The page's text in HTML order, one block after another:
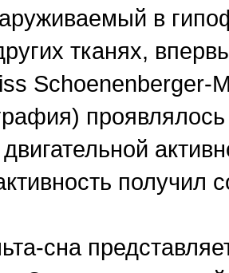
в
тканях,
Schoenenberger-
проявлялось
получил
сна